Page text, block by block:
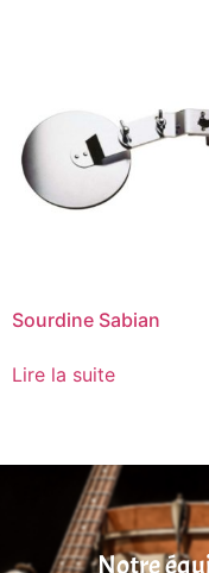
Sourdine Sabian
Lire la suite
Notre